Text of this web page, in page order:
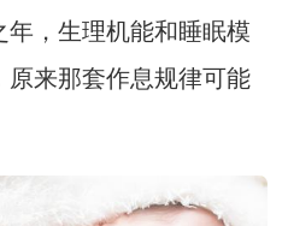
年，生理机能和睡眠模
来那套作息规律可能